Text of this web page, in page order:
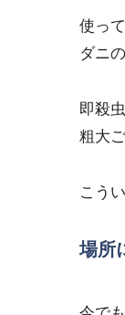
使っ
ダニ
即殺
粗大
こう
場所